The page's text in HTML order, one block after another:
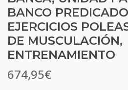
BANCO
EJERCICIOS
DE MUSCULACIÓN,
ENTRENAMIENTO
674,95€